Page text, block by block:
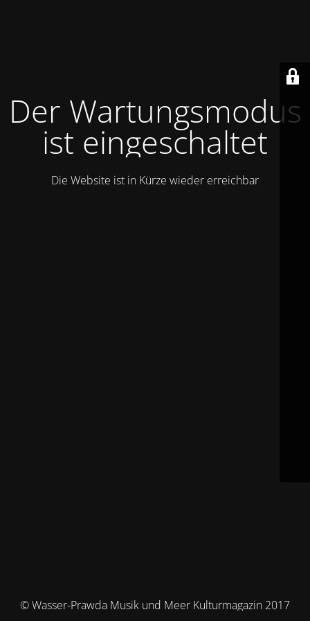
Der Wartungsmodus
ist eingeschaltet
Die Website ist in Kürze wieder erreichbar
© Wasser-Prawda Musik und Meer Kulturmagazin 2017